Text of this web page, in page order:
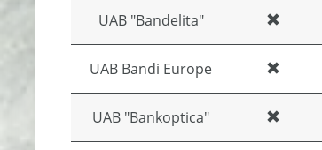
UAB "Bandelita"
UAB Bandi Europe
UAB "Bankoptica"